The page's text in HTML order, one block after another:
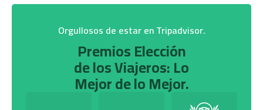
Orgullosos de estar en Tripadvisor.
Premios Elección
de los Viajeros: Lo
Mejor de lo Mejor.